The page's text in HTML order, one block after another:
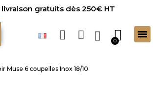
livraison gratuits dès 250€ HT
Muse 6 coupelles Inox 18/10